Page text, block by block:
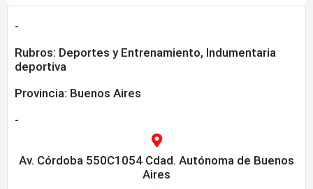
-
Rubros: Deportes y Entrenamiento, Indumentaria
deportiva
Provincia: Buenos Aires
-
Av. Córdoba 550C1054 Cdad. Autónoma de Buenos
Aires